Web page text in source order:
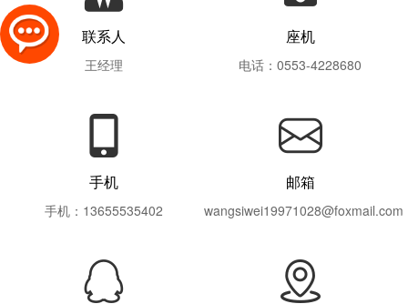
联系人
王经理
座机
电话：0553-4228680
手机
手机：13655535402
邮箱
wangsiwei19971028@foxmail.com